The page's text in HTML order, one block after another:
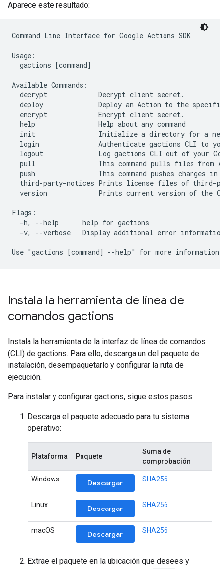
Aparece este resultado:
Command Line Interface for Google Actions SDK
Usage:
  gactions [command]
Available Commands:
  decrypt             Decrypt client secret.
deploy              Deploy an Action to the
  encrypt             Encrypt client secret.
  help                Help about any command
init                Initialize a directory for a
login               Authenticate gactions CLI to
logout              Log gactions CLI out of your
pull                This command pulls files from
push                This command pushes changes
third-party-notices Prints license files of third-
version             Prints current version of the
Flags:
  -h, --help      help for gactions
-v, --verbose   Display additional error
Instala la herramienta de línea de
comandos gactions
Instala la herramienta de la interfaz de línea de comandos
(CLI) de gactions. Para ello, descarga un del paquete de
instalación, desempaquetarlo y configurar la ruta de
ejecución.
Para instalar y configurar gactions, sigue estos pasos:
Descarga el paquete adecuado para tu sistema
operativo:
Plataforma Paquete
Suma de
comprobación
Windows Descargar SHA256
Linux Descargar SHA256
macOS Descargar SHA256
Extrae el paquete en la ubicación que desees y